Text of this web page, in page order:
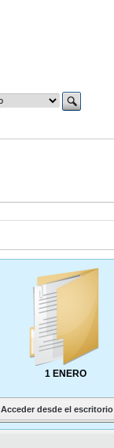
1 ENERO
Acceder desde el escritorio